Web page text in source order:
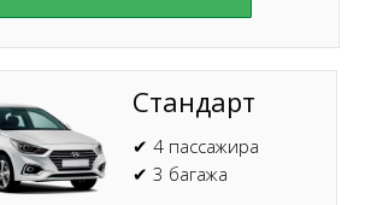
Стандарт
✔ 4 пассажира
✔ 3 багажа